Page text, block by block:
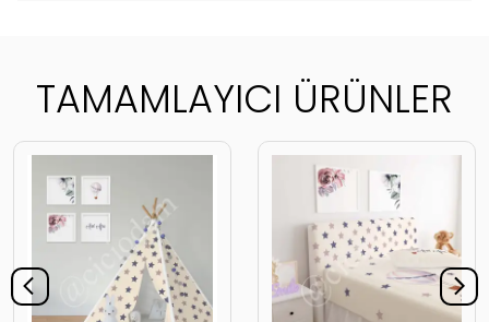
TAMAMLAYICI ÜRÜNLER